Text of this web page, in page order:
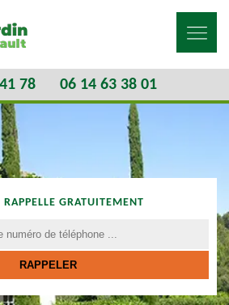
78 06 14 63 38 01
GRATUITEMENT